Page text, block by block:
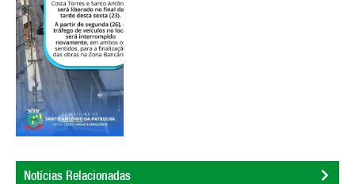
Notícias Relacionadas